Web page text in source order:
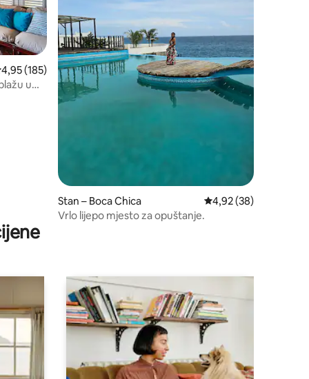
ocjena: 4,95/5, recenzija: 185
4,95 (185)
u
Stan – Boca Chica Prosječna ocjena:
4,92 (38)
Vrlo lijepo mjesto za opuštanje.